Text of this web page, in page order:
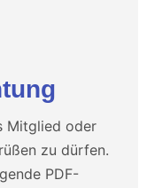
Mitglied oder
zu dürfen.
PDF-